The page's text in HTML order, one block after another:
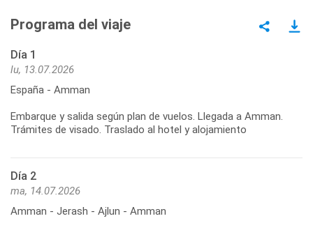
Programa del viaje
Día 1
lu, 13.07.2026
España - Amman
Embarque y salida según plan de vuelos. Llegada a Amman.
Trámites de visado. Traslado al hotel y alojamiento
Día 2
ma, 14.07.2026
Amman - Jerash - Ajlun - Amman